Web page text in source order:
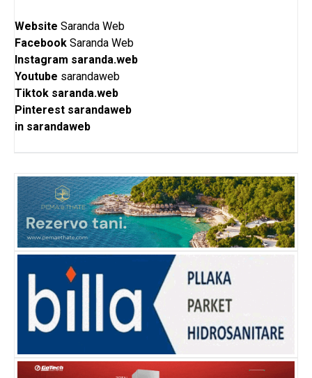
Website Saranda Web
Facebook Saranda Web
Instagram saranda.web
Youtube sarandaweb
Tiktok saranda.web
Pinterest sarandaweb
in sarandaweb